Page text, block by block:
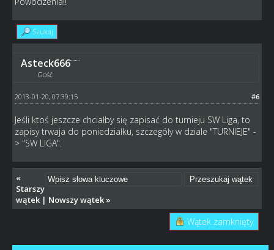
Szukaj
Asteck666
Gość
#6
2013-01-20, 07:39:15
Jeśli ktoś jeszcze chciałby się zapisać do turnieju SW Liga, to
zapisy trwaja do poniedziałku, szczegóły w dziale "TURNIEJE" -
> "SW LIGA".
«
Starszy
wątek| Nowszy wątek»
Wątek zamknięty